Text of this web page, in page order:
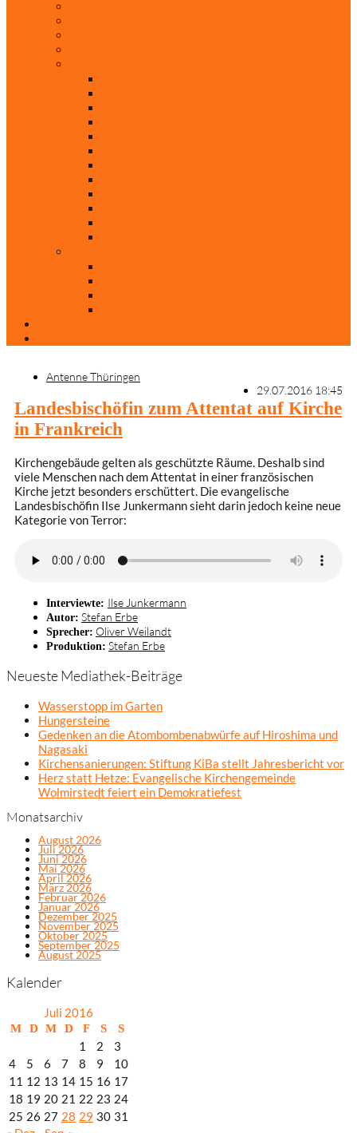
Antenne Thüringen
29.07.2016 18:45
Landesbischöfin zum Attentat auf Kirche
in Frankreich
Kirchengebäude gelten als geschützte Räume. Deshalb sind
viele Menschen nach dem Attentat in einer französischen
Kirche jetzt besonders erschüttert. Die evangelische
Landesbischöfin Ilse Junkermann sieht darin jedoch keine neue
Kategorie von Terror:
Interviewte: Ilse Junkermann
Autor: Stefan Erbe
Sprecher: Oliver Weilandt
Produktion: Stefan Erbe
Neueste Mediathek-Beiträge
Wasserstopp im Garten
Hungersteine
Gedenken an die Atombombenabwürfe auf Hiroshima und
Nagasaki
Kirchensanierungen: Stiftung KiBa stellt Jahresbericht vor
Herz statt Hetze: Evangelische Kirchengemeinde
Wolmirstedt feiert ein Demokratiefest
Monatsarchiv
August 2026
Juli 2026
Juni 2026
Mai 2026
April 2026
März 2026
Februar 2026
Januar 2026
Dezember 2025
November 2025
Oktober 2025
September 2025
August 2025
Kalender
Juli 2016
M D M D F S S
1 2
3
4
5 6 7 8 9
10
11 12 13 14 15 16 17
18 19 20 21 22 23 24
25 26 27 28 29 30 31